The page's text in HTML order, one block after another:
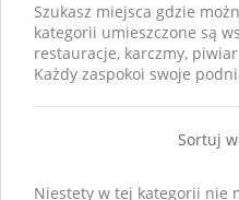
Szukasz miejsca gdzie
kategorii umieszczone są
restauracje, karczmy,
Każdy zaspokoi swoje
Sortuj
Niestety w tej kategorii nie